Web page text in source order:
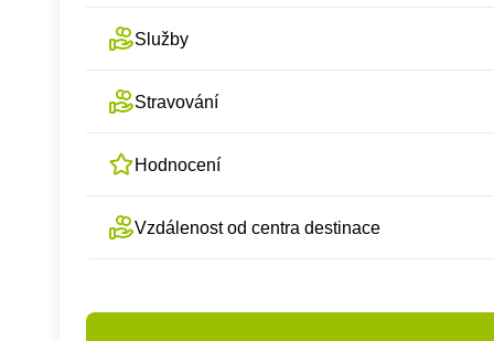
Služby
Stravování
Hodnocení
Vzdálenost od centra destinace